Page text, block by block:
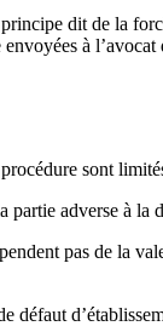
dit de la
à
sont
adverse à la
pas de la
défaut